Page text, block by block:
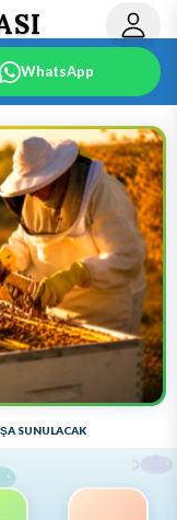
WhatsApp